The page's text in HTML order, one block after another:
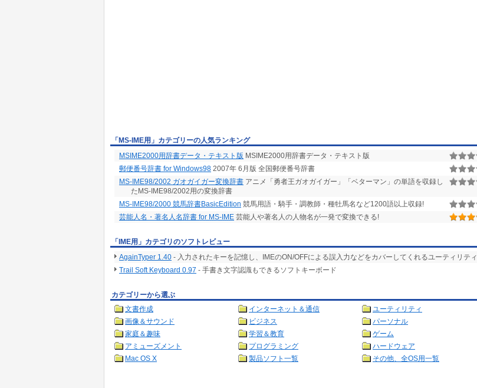
「MS-IME用」カテゴリーの人気ランキング
MSIME2000用辞書データ・テキスト版 MSIME2000用辞書データ・テキスト版
郵便番号辞書 for Windows98 2007年 6月版 全国郵便番号辞書
MS-IME98/2002 ガオガイガー変換辞書 アニメ「勇者王ガオガイガー」「ベターマン」の単語を収録し
たMS-IME98/2002用の変換辞書
MS-IME98/2000 競馬辞書BasicEdition 競馬用語・騎手・調教師・種牡馬名など1200語以上収録!
芸能人名・著名人名辞書 for MS-IME 芸能人や著名人の人物名が一発で変換できる!
「IME用」カテゴリのソフトレビュー
AgainTyper 1.40 - 入力されたキーを記憶し、IMEのON/OFFによる誤入力などをカバーしてくれるユーティリティ
Trail Soft Keyboard 0.97 - 手書き文字認識もできるソフトキーボード
カテゴリーから選ぶ
文書作成
インターネット＆通信
ユーティリティ
画像＆サウンド
ビジネス
パーソナル
家庭＆趣味
学習＆教育
ゲーム
アミューズメント
プログラミング
ハードウェア
Mac OS X
製品ソフト一覧 その他、全OS用一覧